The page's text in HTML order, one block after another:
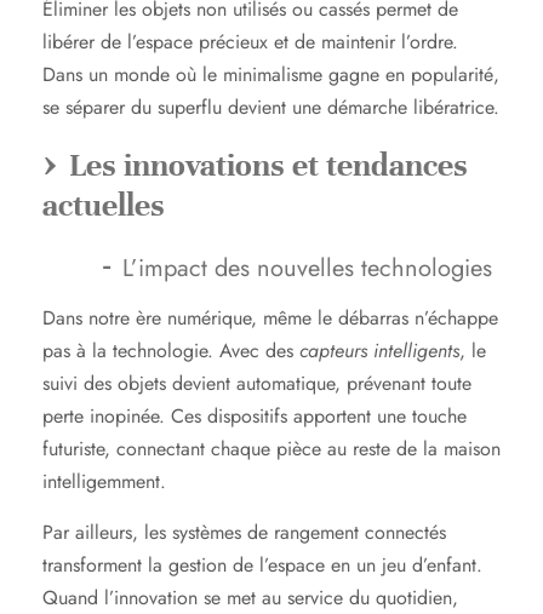
Éliminer les objets non utilisés ou cassés permet de
libérer de l’espace précieux et de maintenir l’ordre.
Dans un monde où le minimalisme gagne en popularité,
se séparer du superflu devient une démarche libératrice.
Les innovations et tendances
actuelles
L’impact des nouvelles technologies
Dans notre ère numérique, même le débarras n’échappe
pas à la technologie. Avec des capteurs intelligents, le
suivi des objets devient automatique, prévenant toute
perte inopinée. Ces dispositifs apportent une touche
futuriste, connectant chaque pièce au reste de la maison
intelligemment.
Par ailleurs, les systèmes de rangement connectés
transforment la gestion de l’espace en un jeu d’enfant.
Quand l’innovation se met au service du quotidien,